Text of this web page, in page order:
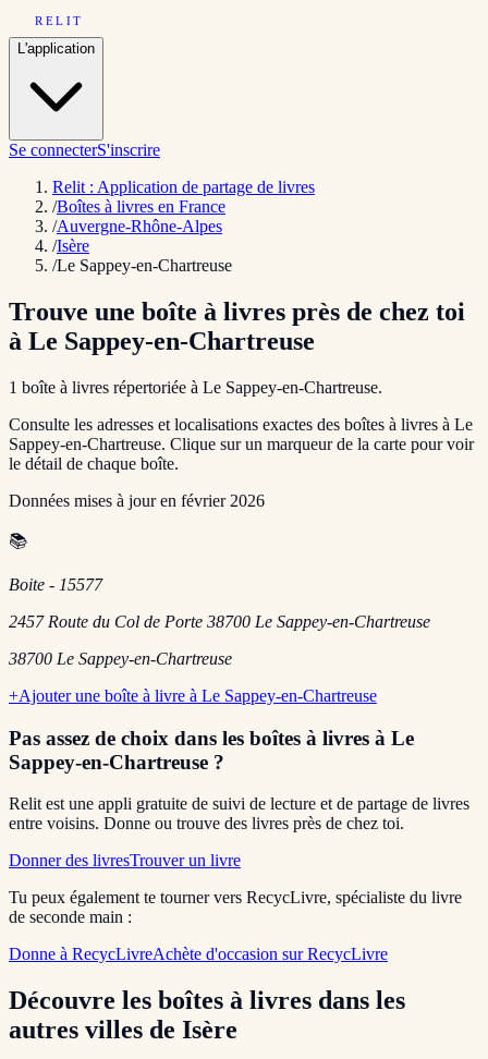
RELIT
L'application
Se connecterS'inscrire
Relit : Application de partage de livres
/Boîtes à livres en France
/Auvergne-Rhône-Alpes
/Isère
/Le Sappey-en-Chartreuse
Trouve une boîte à livres près de chez toi
à Le Sappey-en-Chartreuse
1 boîte à livres répertoriée à Le Sappey-en-Chartreuse.
Consulte les adresses et localisations exactes des boîtes à livres à Le
Sappey-en-Chartreuse. Clique sur un marqueur de la carte pour voir
le détail de chaque boîte.
Données mises à jour en février 2026
📚
Boite - 15577
2457 Route du Col de Porte 38700 Le Sappey-en-Chartreuse
38700 Le Sappey-en-Chartreuse
+Ajouter une boîte à livre à Le Sappey-en-Chartreuse
Pas assez de choix dans les boîtes à livres à Le
Sappey-en-Chartreuse ?
Relit est une appli gratuite de suivi de lecture et de partage de livres
entre voisins. Donne ou trouve des livres près de chez toi.
Donner des livresTrouver un livre
Tu peux également te tourner vers RecycLivre, spécialiste du livre
de seconde main :
Donne à RecycLivreAchète d'occasion sur RecycLivre
Découvre les boîtes à livres dans les
autres villes de Isère